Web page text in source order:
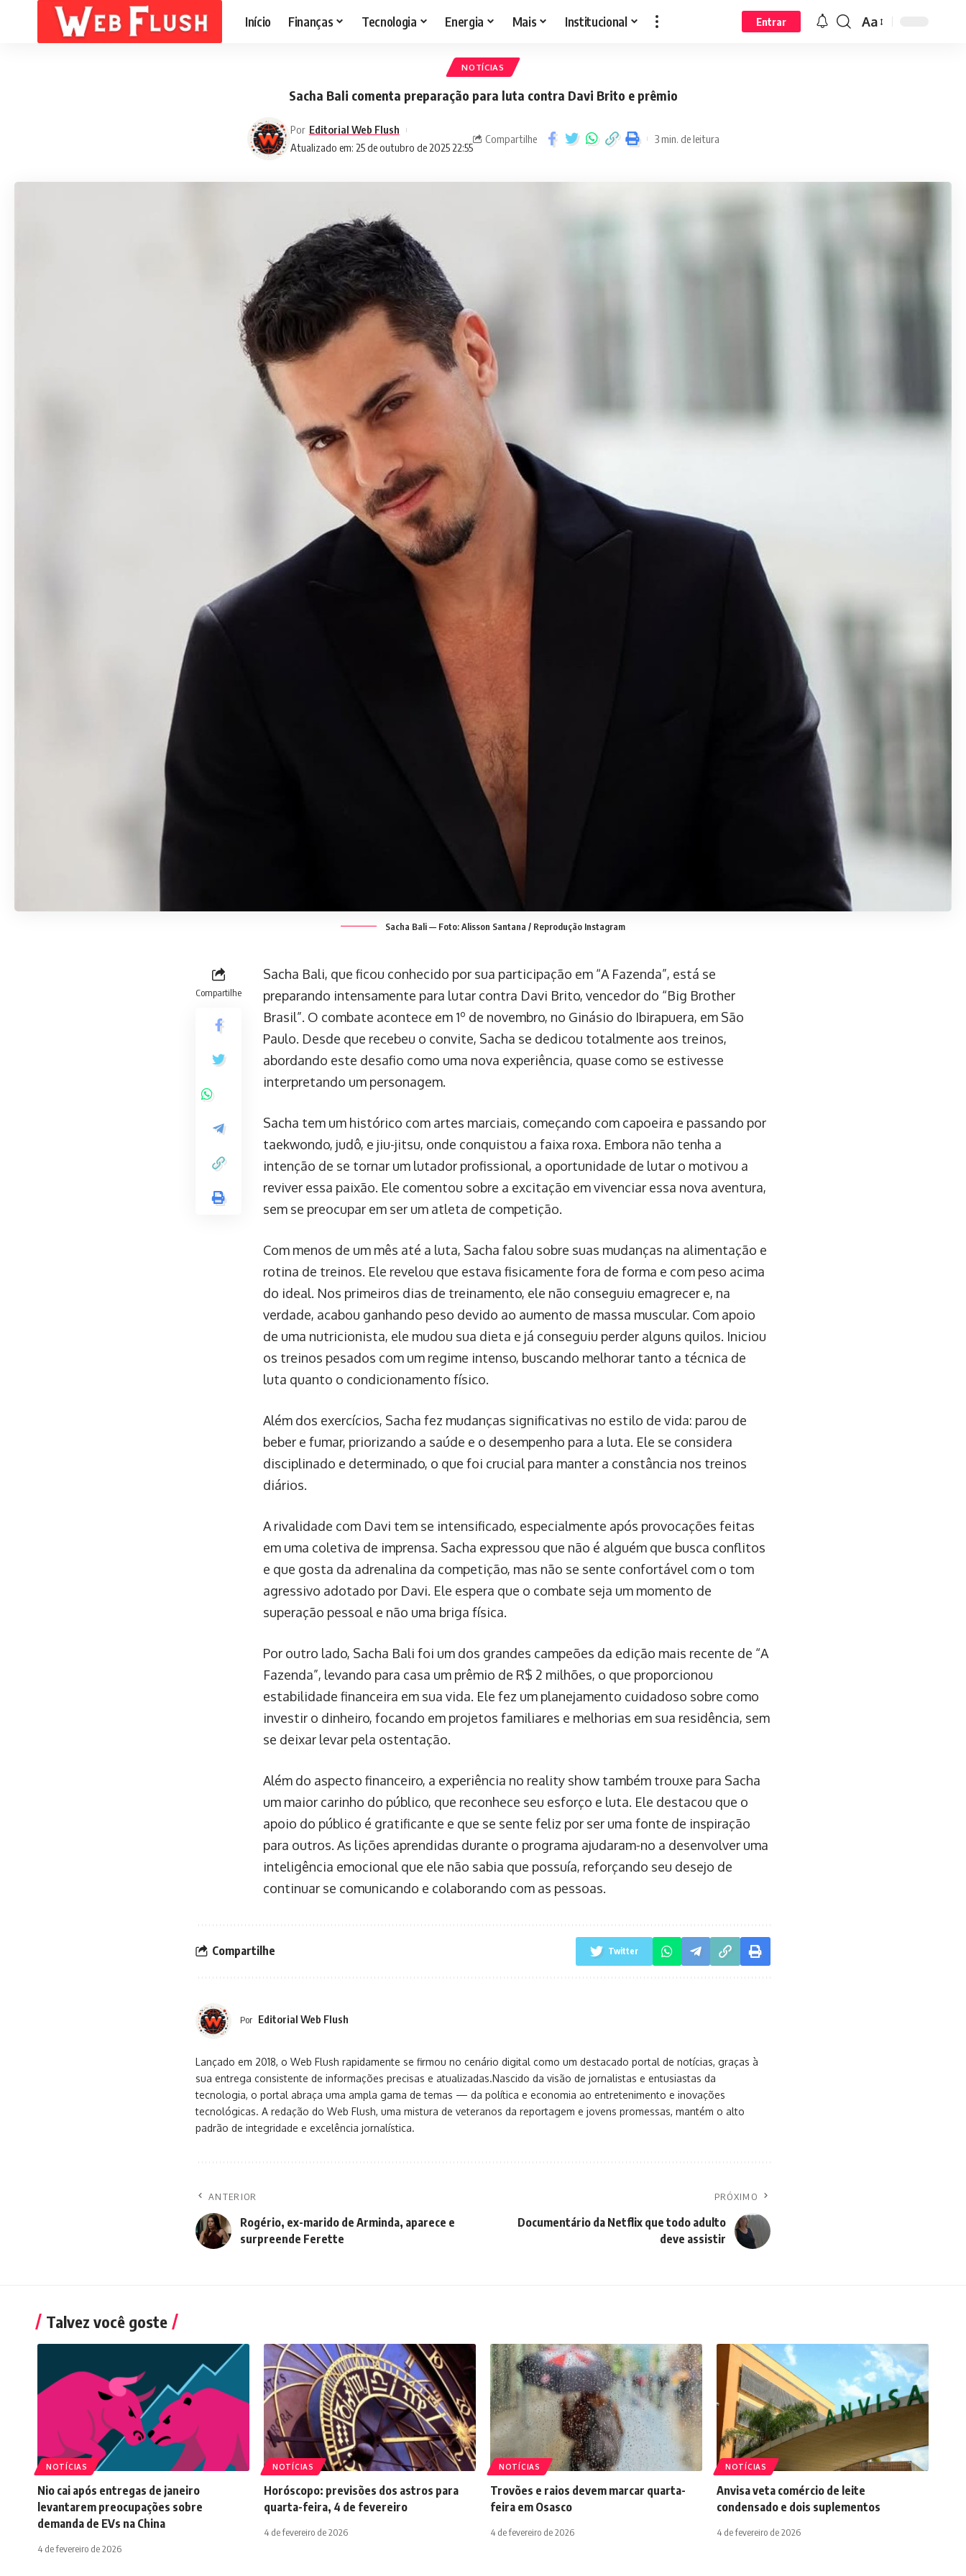
Início Finanças Tecnologia Energia Mais Institucional Entrar Aa
NOTÍCIAS
Sacha Bali comenta preparação para luta contra Davi Brito e prêmio
Atualizado em: 25 de outubro de 2025 22:55
Por Editorial Web Flush
Compartilhe 3 min. de leitura
Sacha Bali — Foto: Alisson Santana / Reprodução Instagram
Compartilhe
Sacha Bali, que ficou conhecido por sua participação em “A Fazenda”, está se
preparando intensamente para lutar contra Davi Brito, vencedor do “Big Brother
Brasil”. O combate acontece em 1º de novembro, no Ginásio do Ibirapuera, em São
Paulo. Desde que recebeu o convite, Sacha se dedicou totalmente aos treinos,
abordando este desafio como uma nova experiência, quase como se estivesse
interpretando um personagem.
Sacha tem um histórico com artes marciais, começando com capoeira e passando por
taekwondo, judô, e jiu-jitsu, onde conquistou a faixa roxa. Embora não tenha a
intenção de se tornar um lutador profissional, a oportunidade de lutar o motivou a
reviver essa paixão. Ele comentou sobre a excitação em vivenciar essa nova aventura,
sem se preocupar em ser um atleta de competição.
Com menos de um mês até a luta, Sacha falou sobre suas mudanças na alimentação e
rotina de treinos. Ele revelou que estava fisicamente fora de forma e com peso acima
do ideal. Nos primeiros dias de treinamento, ele não conseguiu emagrecer e, na
verdade, acabou ganhando peso devido ao aumento de massa muscular. Com apoio
de uma nutricionista, ele mudou sua dieta e já conseguiu perder alguns quilos. Iniciou
os treinos pesados com um regime intenso, buscando melhorar tanto a técnica de
luta quanto o condicionamento físico.
Além dos exercícios, Sacha fez mudanças significativas no estilo de vida: parou de
beber e fumar, priorizando a saúde e o desempenho para a luta. Ele se considera
disciplinado e determinado, o que foi crucial para manter a constância nos treinos
diários.
A rivalidade com Davi tem se intensificado, especialmente após provocações feitas
em uma coletiva de imprensa. Sacha expressou que não é alguém que busca conflitos
e que gosta da adrenalina da competição, mas não se sente confortável com o tom
agressivo adotado por Davi. Ele espera que o combate seja um momento de
superação pessoal e não uma briga física.
Por outro lado, Sacha Bali foi um dos grandes campeões da edição mais recente de “A
Fazenda”, levando para casa um prêmio de R$ 2 milhões, o que proporcionou
estabilidade financeira em sua vida. Ele fez um planejamento cuidadoso sobre como
investir o dinheiro, focando em projetos familiares e melhorias em sua residência, sem
se deixar levar pela ostentação.
Além do aspecto financeiro, a experiência no reality show também trouxe para Sacha
um maior carinho do público, que reconhece seu esforço e luta. Ele destacou que o
apoio do público é gratificante e que se sente feliz por ser uma fonte de inspiração
para outros. As lições aprendidas durante o programa ajudaram-no a desenvolver uma
inteligência emocional que ele não sabia que possuía, reforçando seu desejo de
continuar se comunicando e colaborando com as pessoas.
Compartilhe Twitter
Por Editorial Web Flush
Lançado em 2018, o Web Flush rapidamente se firmou no cenário digital como um destacado portal de notícias, graças à
sua entrega consistente de informações precisas e atualizadas.Nascido da visão de jornalistas e entusiastas da
tecnologia, o portal abraça uma ampla gama de temas — da política e economia ao entretenimento e inovações
tecnológicas. A redação do Web Flush, uma mistura de veteranos da reportagem e jovens promessas, mantém o alto
padrão de integridade e excelência jornalística.
ANTERIOR
Rogério, ex-marido de Arminda, aparece e
surpreende Ferette
PRÓXIMO
Documentário da Netflix que todo adulto
deve assistir
Talvez você goste
NOTÍCIAS
Nio cai após entregas de janeiro
levantarem preocupações sobre
demanda de EVs na China
4 de fevereiro de 2026
NOTÍCIAS
Horóscopo: previsões dos astros para
quarta-feira, 4 de fevereiro
4 de fevereiro de 2026
NOTÍCIAS
Trovões e raios devem marcar quarta-
feira em Osasco
4 de fevereiro de 2026
NOTÍCIAS
Anvisa veta comércio de leite
condensado e dois suplementos
4 de fevereiro de 2026